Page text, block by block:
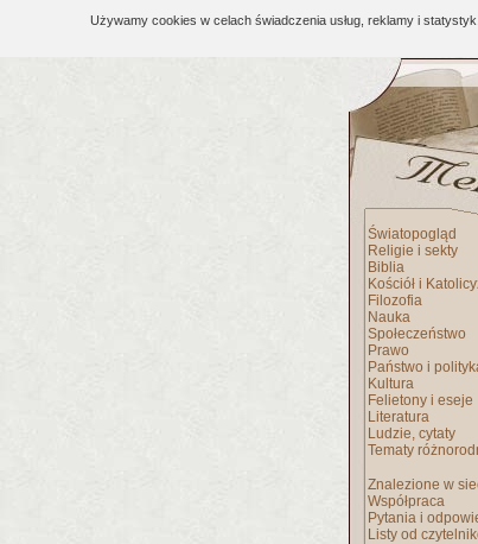
Używamy cookies w celach świadczenia usług, reklamy i
Światopogląd
Religie i sekty
Biblia
Kościół i
Filozofia
Nauka
Społeczeństwo
Prawo
Państwo i
Kultura
Felietony i eseje
Literatura
Ludzie, cytaty
Tematy
Znalezione w
Współpraca
Pytania i
Listy od